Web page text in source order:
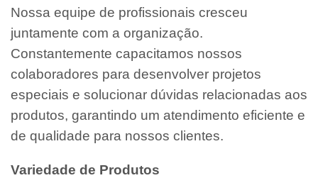
Nossa equipe de profissionais cresceu
juntamente com a organização.
Constantemente capacitamos nossos
colaboradores para desenvolver projetos
especiais e solucionar dúvidas relacionadas aos
produtos, garantindo um atendimento eficiente e
de qualidade para nossos clientes.
Variedade de Produtos